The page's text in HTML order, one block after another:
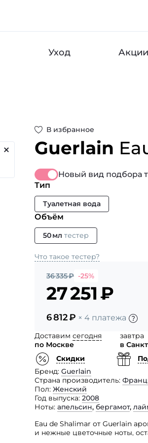
Уход Акции
В избранное
Guerlain
Новый вид подбора
Тип
Туалетная вода
Объём
50 мл тестер
Что такое тестер?
36 335₽ -25%
27 251₽
6 812₽ × 4 платежа
Доставим сегодня
по Москве
завтра
в
Скидки
Бренд Guerlain
Страна производитель
Пол Женский
Год выпуска 2008
Ноты апельсин, бергамот,
Eau de Shalimar от Guerlain
и нежные цветочные ноты,